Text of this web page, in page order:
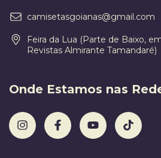
camisetasgoianas@gmail.com
Feira da Lua (Parte de Baixo,
Revistas Almirante Tamandaré)
Onde Estamos nas